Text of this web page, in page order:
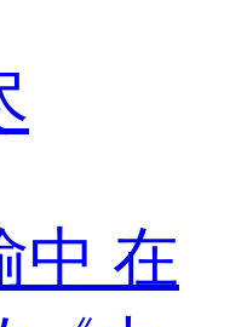
中 在